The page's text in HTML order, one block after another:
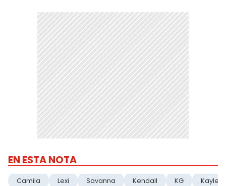
EN ESTA NOTA
Camila Lexi Savanna Kendall KG Kaylee